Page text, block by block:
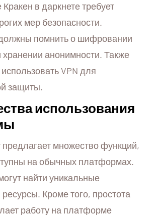
в даркнете требует
мер безопасности.
помнить о шифровании
анонимности. Также
VPN для
защиты.
использования
предлагает множество функций,
на обычных платформах.
найти уникальные
Кроме того, простота
работу на платформе